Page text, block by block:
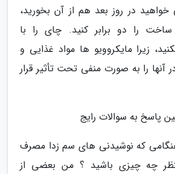
خواهید در روز بعد هم از آن بخورید،
را دو برابر کنید. چای را با
زیرا مایکروویو ها مواد غذایی و
آنها را به صورت منفی تحت تأثیر قرار
پاسخ به سوالات رایج
که نوشیدنی های سم زدا مصرف
چه چیزی باشید ؟ من بعضی از